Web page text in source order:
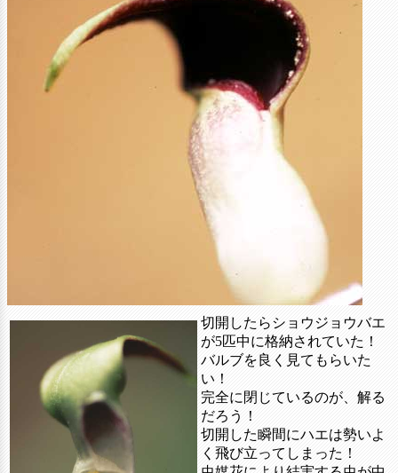
切開したらショウジョウバエ
が5匹中に格納されていた！
バルブを良く見てもらいた
い！
完全に閉じているのが、解る
だろう！
切開した瞬間にハエは勢いよ
く飛び立ってしまった！